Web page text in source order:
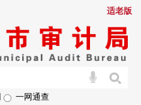
适老版
一网通查